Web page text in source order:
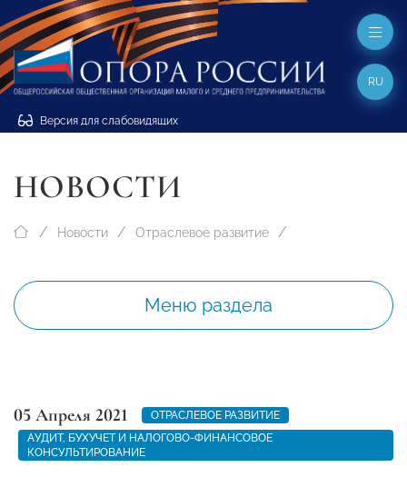
Версия для слабовидящих
RU
НОВОСТИ
Новости Отраслевое развитие
Меню раздела
05 Апреля 2021
ОТРАСЛЕВОЕ РАЗВИТИЕ
АУДИТ, БУХУЧЕТ И НАЛОГОВО-ФИНАНСОВОЕ
КОНСУЛЬТИРОВАНИЕ